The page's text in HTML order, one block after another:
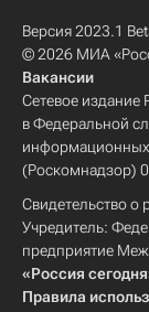
Версия 2023.1
© 2026 МИА
Вакансии
Сетевое издание
в Федеральной
информационных
(Роскомнадзор)
Свидетельство
Учредитель:
предприятие
«Россия
Правила